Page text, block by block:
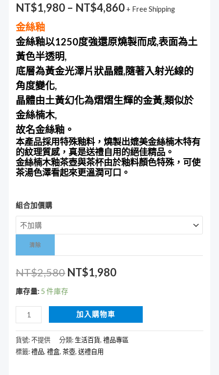
NT$1,980 – NT$4,860 + Free Shipping
金絲釉
金絲釉以1250度強還原燒製而成,表面為土
黃色半透明,
底層為黃金光澤片狀晶體,隨著入射光線的
角度變化,
晶體由土黃幻化為熠熠生輝的金黃,類似於
金絲楠木,
故名金絲釉。
本產品採用特殊釉料，燒製出媲美金絲楠木特有
的紋理質感，真是送禮自用的絕佳精品。
金絲楠木釉茶壺與茶杯由於釉料顏色特殊，可使
茶湯色澤看起來更溫潤可口。
組合加價購
清除
NT$2,580 NT$1,980
庫存量: 5 件庫存
加入購物車
貨號:不提供 分類:生活百貨,禮品專區
標籤:禮品,禮盒,茶壺,送禮自用